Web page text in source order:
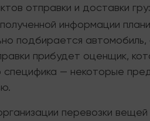
отправки и доставки
информации
подбирается
прибудет оценщик,
специфика — некоторые
перевозки